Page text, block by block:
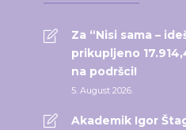
Za “Nisi sama –
prikupljeno
na podršci!
5. August 2026.
Akademik Igor